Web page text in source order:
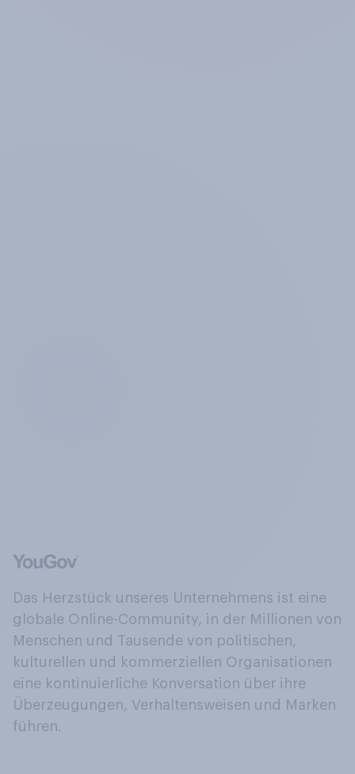
Das Herzstück unseres Unternehmens ist eine
globale Online-Community, in der Millionen von
Menschen und Tausende von politischen,
kulturellen und kommerziellen Organisationen
eine kontinuierliche Konversation über ihre
Überzeugungen, Verhaltensweisen und Marken
führen.